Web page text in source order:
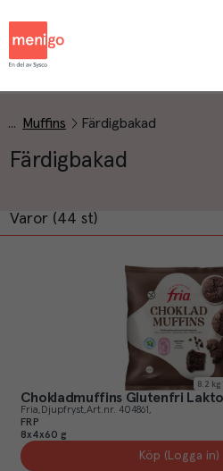
Muffins Färdigbakad
Färdigbakad
Varor (44 st)
8.2 kg
Chokladmuffins Glutenfri
Fria Djupfryst Art.nr. 404861
FRP
8x4x60 g
Köp (Logga in)